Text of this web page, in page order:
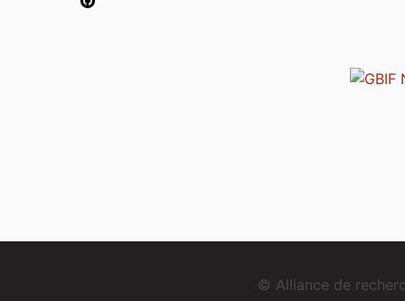
© Alliance de